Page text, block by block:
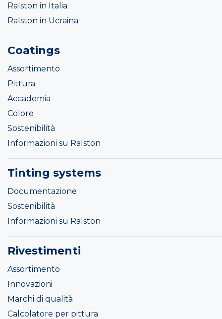
Ralston in Italia
Ralston in Ucraina
Coatings
Assortimento
Pittura
Accademia
Colore
Sostenibilità
Informazioni su Ralston
Tinting systems
Documentazione
Sostenibilità
Informazioni su Ralston
Rivestimenti
Assortimento
Innovazioni
Marchi di qualità
Calcolatore per pittura